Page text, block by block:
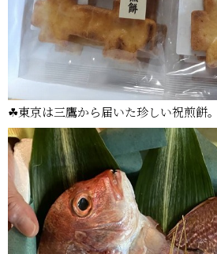
☘東京は三鷹から届いた珍しい祝煎餅。